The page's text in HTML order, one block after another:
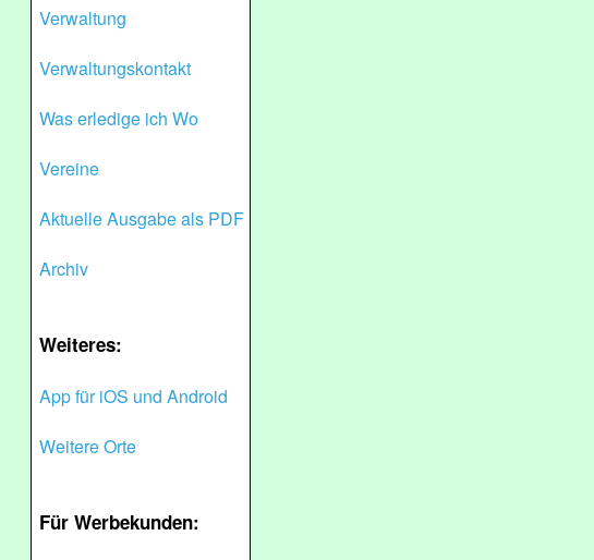
Verwaltung
Verwaltungskontakt
Was erledige ich Wo
Vereine
Aktuelle Ausgabe als PDF
Archiv
Weiteres:
App für iOS und Android
Weitere Orte
Für Werbekunden: